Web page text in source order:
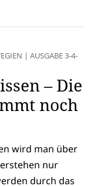
| AUSGABE 3-4-
– Die
noch
wird man über
nur
durch das